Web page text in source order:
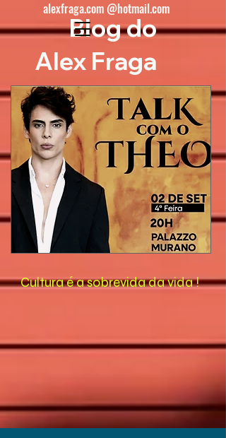
Cultura é a sobrevida da vida !
Blog do
Alex Fraga
alexfraga.com @hotmail.com